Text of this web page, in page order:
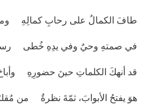
طافَ الكمالُ على رحابِ كمالِهِ
في صمتهِ وحيٌ وفي يدِهِ خُطى
قد أنهكَ الكلماتِ حينَ حضورِهِ
هوَ يفتحُ الأبوابَ، ثمّةَ نظرةٌ من